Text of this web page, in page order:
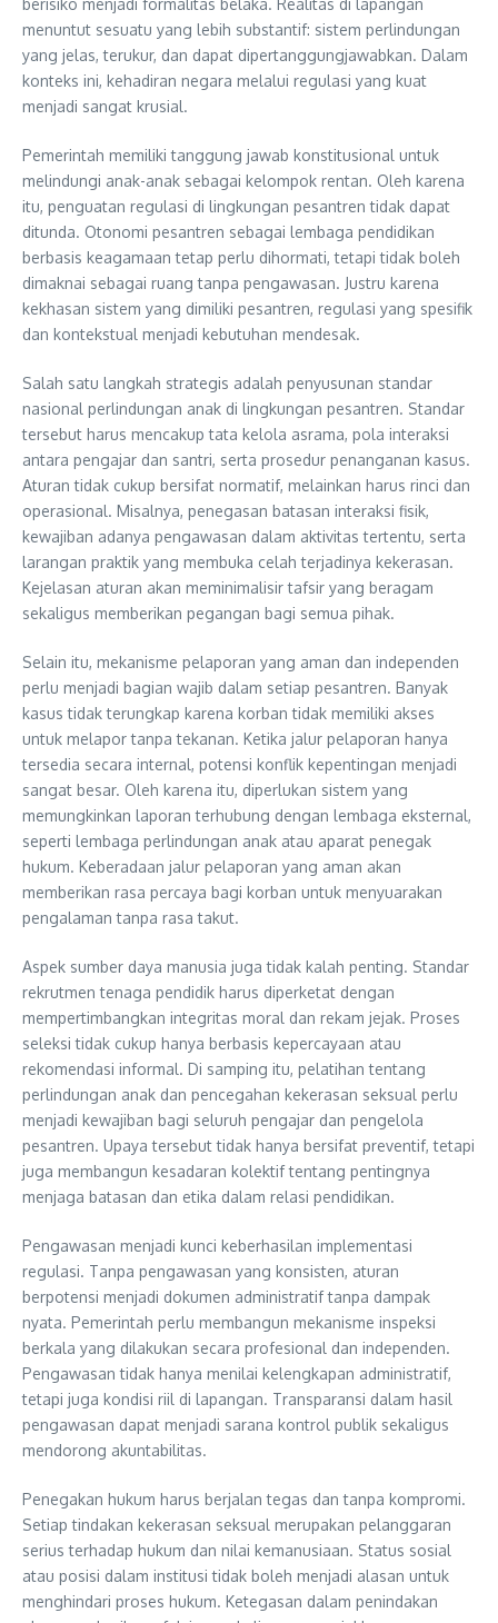
menuntut sesuatu yang lebih substantif: sistem perlindungan
yang jelas, terukur, dan dapat dipertanggungjawabkan. Dalam
konteks ini, kehadiran negara melalui regulasi yang kuat
menjadi sangat krusial.
Pemerintah memiliki tanggung jawab konstitusional untuk
melindungi anak-anak sebagai kelompok rentan. Oleh karena
itu, penguatan regulasi di lingkungan pesantren tidak dapat
ditunda. Otonomi pesantren sebagai lembaga pendidikan
berbasis keagamaan tetap perlu dihormati, tetapi tidak boleh
dimaknai sebagai ruang tanpa pengawasan. Justru karena
kekhasan sistem yang dimiliki pesantren, regulasi yang spesifik
dan kontekstual menjadi kebutuhan mendesak.
Salah satu langkah strategis adalah penyusunan standar
nasional perlindungan anak di lingkungan pesantren. Standar
tersebut harus mencakup tata kelola asrama, pola interaksi
antara pengajar dan santri, serta prosedur penanganan kasus.
Aturan tidak cukup bersifat normatif, melainkan harus rinci dan
operasional. Misalnya, penegasan batasan interaksi fisik,
kewajiban adanya pengawasan dalam aktivitas tertentu, serta
larangan praktik yang membuka celah terjadinya kekerasan.
Kejelasan aturan akan meminimalisir tafsir yang beragam
sekaligus memberikan pegangan bagi semua pihak.
Selain itu, mekanisme pelaporan yang aman dan independen
perlu menjadi bagian wajib dalam setiap pesantren. Banyak
kasus tidak terungkap karena korban tidak memiliki akses
untuk melapor tanpa tekanan. Ketika jalur pelaporan hanya
tersedia secara internal, potensi konflik kepentingan menjadi
sangat besar. Oleh karena itu, diperlukan sistem yang
memungkinkan laporan terhubung dengan lembaga eksternal,
seperti lembaga perlindungan anak atau aparat penegak
hukum. Keberadaan jalur pelaporan yang aman akan
memberikan rasa percaya bagi korban untuk menyuarakan
pengalaman tanpa rasa takut.
Aspek sumber daya manusia juga tidak kalah penting. Standar
rekrutmen tenaga pendidik harus diperketat dengan
mempertimbangkan integritas moral dan rekam jejak. Proses
seleksi tidak cukup hanya berbasis kepercayaan atau
rekomendasi informal. Di samping itu, pelatihan tentang
perlindungan anak dan pencegahan kekerasan seksual perlu
menjadi kewajiban bagi seluruh pengajar dan pengelola
pesantren. Upaya tersebut tidak hanya bersifat preventif, tetapi
juga membangun kesadaran kolektif tentang pentingnya
menjaga batasan dan etika dalam relasi pendidikan.
Pengawasan menjadi kunci keberhasilan implementasi
regulasi. Tanpa pengawasan yang konsisten, aturan
berpotensi menjadi dokumen administratif tanpa dampak
nyata. Pemerintah perlu membangun mekanisme inspeksi
berkala yang dilakukan secara profesional dan independen.
Pengawasan tidak hanya menilai kelengkapan administratif,
tetapi juga kondisi riil di lapangan. Transparansi dalam hasil
pengawasan dapat menjadi sarana kontrol publik sekaligus
mendorong akuntabilitas.
Penegakan hukum harus berjalan tegas dan tanpa kompromi.
Setiap tindakan kekerasan seksual merupakan pelanggaran
serius terhadap hukum dan nilai kemanusiaan. Status sosial
atau posisi dalam institusi tidak boleh menjadi alasan untuk
menghindari proses hukum. Ketegasan dalam penindakan